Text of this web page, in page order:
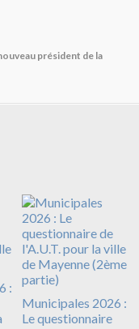
président de la
:
Municipales 2026 :
Le questionnaire